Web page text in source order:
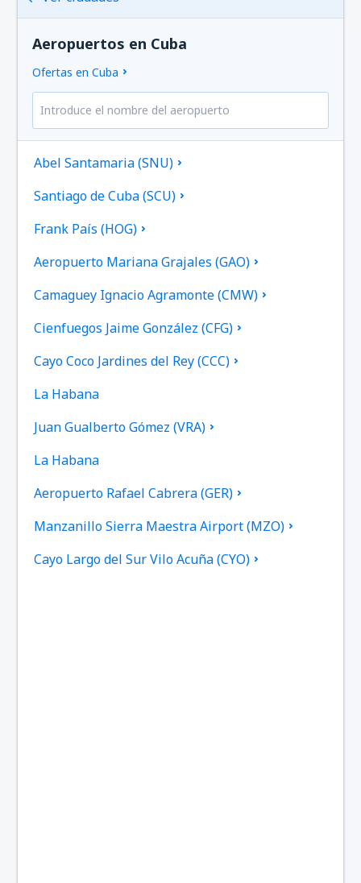
Aeropuertos en Cuba
Ofertas en Cuba
Abel Santamaria (SNU)
Santiago de Cuba (SCU)
Frank País (HOG)
Aeropuerto Mariana Grajales (GAO)
Camaguey Ignacio Agramonte (CMW)
Cienfuegos Jaime González (CFG)
Cayo Coco Jardines del Rey (CCC)
La Habana
Juan Gualberto Gómez (VRA)
La Habana
Aeropuerto Rafael Cabrera (GER)
Manzanillo Sierra Maestra Airport (MZO)
Cayo Largo del Sur Vilo Acuña (CYO)